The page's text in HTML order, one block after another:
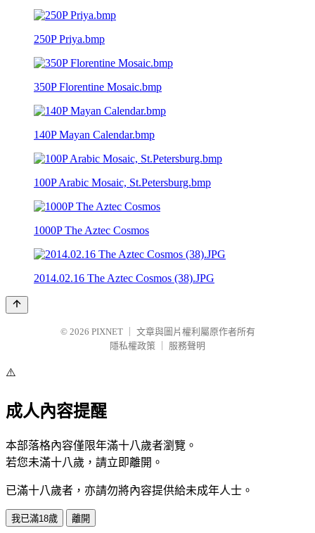
250P Priya.bmp
350P Florentine Mosaic.bmp
140P Mayan Calendar.bmp
100P Arabic Mosaic, St.Petersburg.bmp
1000P The Aztec Cosmos
2014.02.16 The Aztec Cosmos (38).JPG
© 2026 PIXNET
文章與圖片權利屬原作者所有
隱私權政策
服務聲明
⚠️
成人內容提醒
本部落格內容僅限年滿十八歲者瀏覽。
若您未滿十八歲，請立即離開。
已滿十八歲者，亦請勿將內容提供給未成年人士。
我已滿18歲 離開